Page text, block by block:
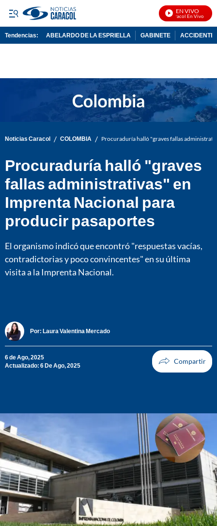
EN VIVO
Noticias Caracol En Vivo
Tendencias: ABELARDO DE LA ESPRIELLA GABINETE ACCIDENTE
Noticias Caracol / COLOMBIA / Procuraduría halló "graves fallas
Procuraduría halló "graves
fallas administrativas" en
Imprenta Nacional para
producir pasaportes
El organismo indicó que encontró "respuestas vacías,
contradictorias y poco convincentes" en su última
visita a la Imprenta Nacional.
Por: Laura Valentina Mercado
6 de Ago, 2025
Actualizado: 6 De Ago, 2025